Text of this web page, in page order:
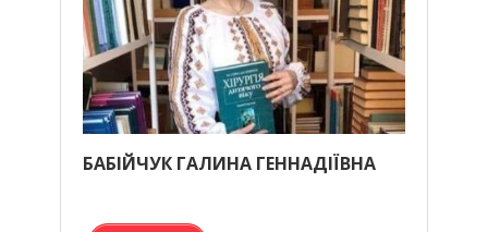
БАБІЙЧУК ГАЛИНА ГЕННАДІЇВНА